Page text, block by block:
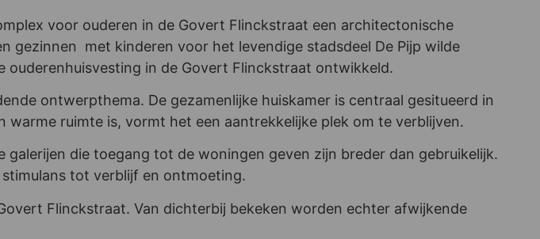
voor ouderen in de Govert Flinckstraat een architectonische
gezinnen met kinderen voor het levendige stadsdeel De Pijp wilde
ouderenhuisvesting in de Govert Flinckstraat ontwikkeld.
ontwerpthema. De gezamenlijke huiskamer is centraal gesitueerd in
ruimte is, vormt het een aantrekkelijke plek om te verblijven.
die toegang tot de woningen geven zijn breder dan gebruikelijk.
tot verblijf en ontmoeting.
Flinckstraat. Van dichterbij bekeken worden echter afwijkende